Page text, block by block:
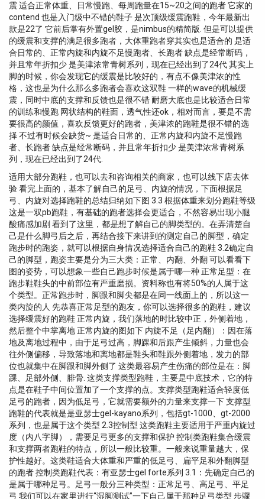
震 适合正常体重、日常慢跑、每周跑量在15~20之间的跑者 它家的
contend 也是入门级中不错的鞋子 是次顶级缓震跑鞋，今年最新出
款是22了 它前后掌有外置gel胶，是nimbus的精简版. 但是可以提供
的缓震和支撑的满足很多跑者，大体重跑者穿其实也是适合的 是适
合日常的、正常内旋和内旋不足慢跑者、长跑者 缺点是经常断码，
并且常年折扣少 是美津浓常青树系列，现在已经出到了24代 其实上
脚的时候，你会发现它的缓震是比较好的，有点不像美津浓的性
格，这也是为什么那么多跑者会喜欢这双鞋 一样的wave的机械缓
震，同时中底的支撑和反馈也是很不错 耐磨大底也是比较适合日常
的训练和慢跑 网状结构的鞋面，透气性还ok，相对而言，要是不需
要很高的颜值，喜欢反馈更好的跑者，美津浓的跑鞋是很不错的选
择 不过有时候会缺货~ 是适合日常的、正常内旋和内旋不足慢跑
者、长跑者 缺点是经常断码，并且常年折扣少 是美津浓常青树系
列，现在已经出到了24代.
适用大部分跑鞋，也可以去和咨询相关的商家，也可以线下店去体
验 看完上面的，基本了解自己的足弓、内旋的情况，下面根据足
弓、内旋对选择跑鞋的总结归纳如下图 3.3 根据体重来划分跑鞋等级
这是一双pb跑鞋，有基础的跑者选择会更适合，不然容易出现小腿
酸痛感加剧 看到了这里，都是想了解自己的脚类型的。在弄清楚自
己是什么脚弓后之后，再结合接下来讲到的测定自己的脚型，确定
跑步时的跑姿，就可以根据自身情况选择适合自己的跑鞋 3.2确定自
己的脚型，跑姿主要是分为三大类：正常、内翻、外翻 可以看看下
图的姿势，可以想象一些自己跑步时候是属于哪一种 正常足型：在
跑步鞋鞋头的中前部位有严重磨损。资料称也有将50%的人属于这
个类型。正常跑步时，脚跟和脚尖都是在同一线面上的，所以这一
类内旋的人 先恭喜正常足型的跑友，你可以选择很多的跑鞋，建议
选择缓震好的跑鞋 正常内旋，我们落地的时比较中正，外侧着地，
然后整个中掌离地 正常内旋的图如下 内旋不足（足内翻）：因在落
地及离地过程中，由于足弓过高，脚踝和后跟产生倾斜，力量也会
往外侧偏移，导致落地和离地都是鞋头和鞋跟外侧着地，发力的部
位也就集中在脚跟和脚外侧了 这类最容易产生伤痛的部位是在：脚
踝、足部外侧、腓骨. 这类支撑类型跑鞋，主要是中底技术，它的特
点是在鞋子中间位置加了一个支撑的点。支撑类型跑鞋适合轻度低
足弓的跑者，因为低足弓，它就需要额外的力量来支撑一下 支撑型
跑鞋的代表就是是亚瑟士gel-kayano系列，包括gt-1000、gt-2000
系列，也是属于这个类型 2.3控制型 这类跑鞋主要适用于严重内旋过
度（内八字脚），需要足弓更多的支撑和保护 控制类跑鞋集合缓震
和支撑两者跑鞋的特点，所以一般比较重。一般来说重量越大，保
护性越好。这类鞋适合大体重和严重的低足弓、扁平足和外翻脚型
的跑者 控制类跑鞋代表：有亚瑟士gel forte系列 3.1：先确定自己的
是属于哪种足弓。足弓一般分三种类型：正常足弓、高足弓、平足
弓 我们可以在家里进行“湿脚测试”一下自己属于那种足弓类型 步骤